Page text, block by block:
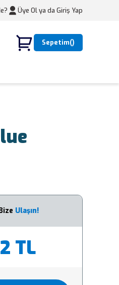
Üye Ol ya da Giriş Yap
Sepetim
Ulaşın!
TL